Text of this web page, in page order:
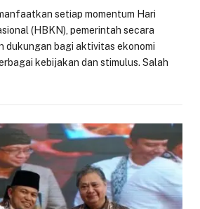
setiap momentum Hari
(HBKN), pemerintah secara
dukungan bagi aktivitas ekonomi
kebijakan dan stimulus. Salah